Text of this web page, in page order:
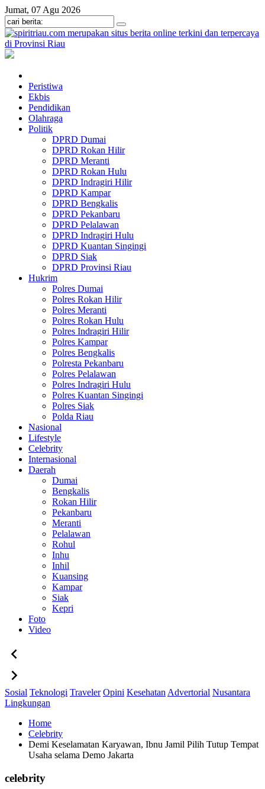
Jumat, 07 Agu 2026
Peristiwa
Ekbis
Pendidikan
Olahraga
Politik
DPRD Dumai
DPRD Rokan Hilir
DPRD Meranti
DPRD Rokan Hulu
DPRD Indragiri Hilir
DPRD Kampar
DPRD Bengkalis
DPRD Pekanbaru
DPRD Pelalawan
DPRD Indragiri Hulu
DPRD Kuantan Singingi
DPRD Siak
DPRD Provinsi Riau
Hukrim
Polres Dumai
Polres Rokan Hilir
Polres Meranti
Polres Rokan Hulu
Polres Indragiri Hilir
Polres Kampar
Polres Bengkalis
Polresta Pekanbaru
Polres Pelalawan
Polres Indragiri Hulu
Polres Kuantan Singingi
Polres Siak
Polda Riau
Nasional
Lifestyle
Celebrity
Internasional
Daerah
Dumai
Bengkalis
Rokan Hilir
Pekanbaru
Meranti
Pelalawan
Rohul
Inhu
Inhil
Kuansing
Kampar
Siak
Kepri
Foto
Video
Sosial Teknologi Traveler Opini Kesehatan Advertorial Nusantara
Lingkungan
Home
Celebrity
Demi Keselamatan Karyawan, Ibnu Jamil Pilih Tutup Tempat
Usaha selama Demo Jakarta
celebrity